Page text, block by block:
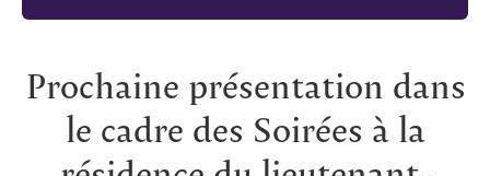
Prochaine présentation dans
le cadre des Soirées à la